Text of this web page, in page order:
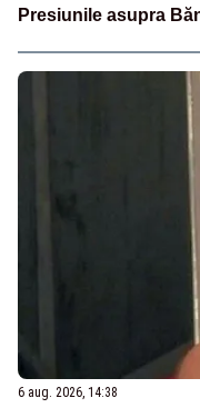
Presiunile asupra
6 aug. 2026, 14:38